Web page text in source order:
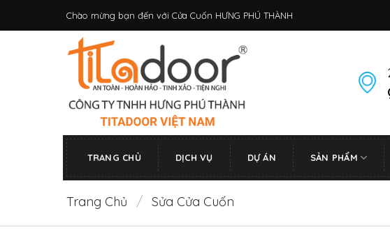
Chào mừng bạn đến với Cửa Cuốn HƯNG PHÚ THÀNH
TRANG CHỦ DỊCH VỤ DỰ ÁN SẢN PHẨM
Trang Chủ / Sửa Cửa Cuốn